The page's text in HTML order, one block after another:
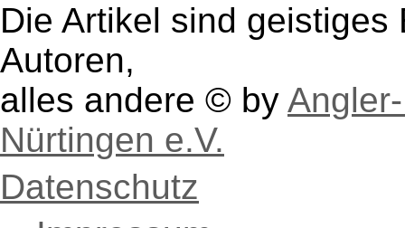
Die Artikel sind
Autoren,
alles andere © by
Nürtingen e.V.
Datenschutz